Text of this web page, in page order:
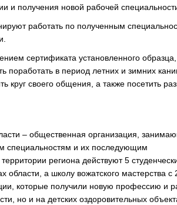
и получения новой рабочей
работать по полученным
сертификата установленного
поработать в период летних и зимних
круг своего общения, а также посетить
– общественная организация,
специальностям и их последующим
региона действуют 5
области, а школу вожатского мастерства с
которые получили новую профессию и
но и на детских оздоровительных